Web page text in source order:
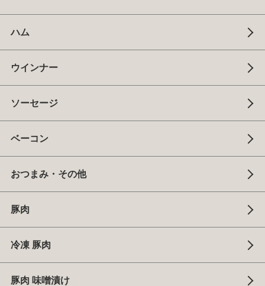
ハム
ウインナー
ソーセージ
ベーコン
おつまみ・その他
豚肉
冷凍 豚肉
豚肉 味噌漬け